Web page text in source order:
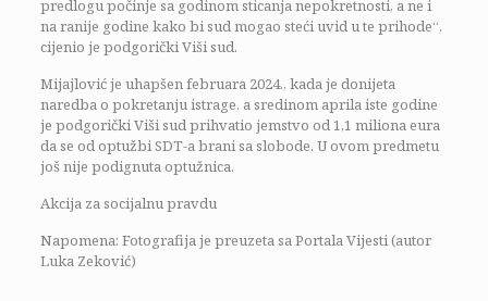
predlogu počinje sa godinom sticanja nepokretnosti, a ne i
na ranije godine kako bi sud mogao steći uvid u te prihode“,
cijenio je podgorički Viši sud.
Mijajlović je uhapšen februara 2024., kada je donijeta
naredba o pokretanju istrage, a sredinom aprila iste godine
je podgorički Viši sud prihvatio jemstvo od 1,1 miliona eura
da se od optužbi SDT-a brani sa slobode. U ovom predmetu
još nije podignuta optužnica.
Akcija za socijalnu pravdu
Napomena: Fotografija je preuzeta sa Portala Vijesti (autor
Luka Zeković)